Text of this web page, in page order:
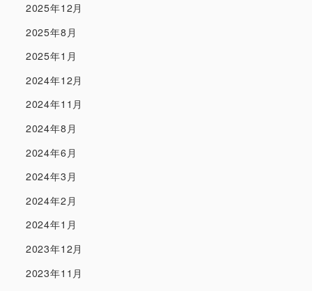
2025年12月
2025年8月
2025年1月
2024年12月
2024年11月
2024年8月
2024年6月
2024年3月
2024年2月
2024年1月
2023年12月
2023年11月